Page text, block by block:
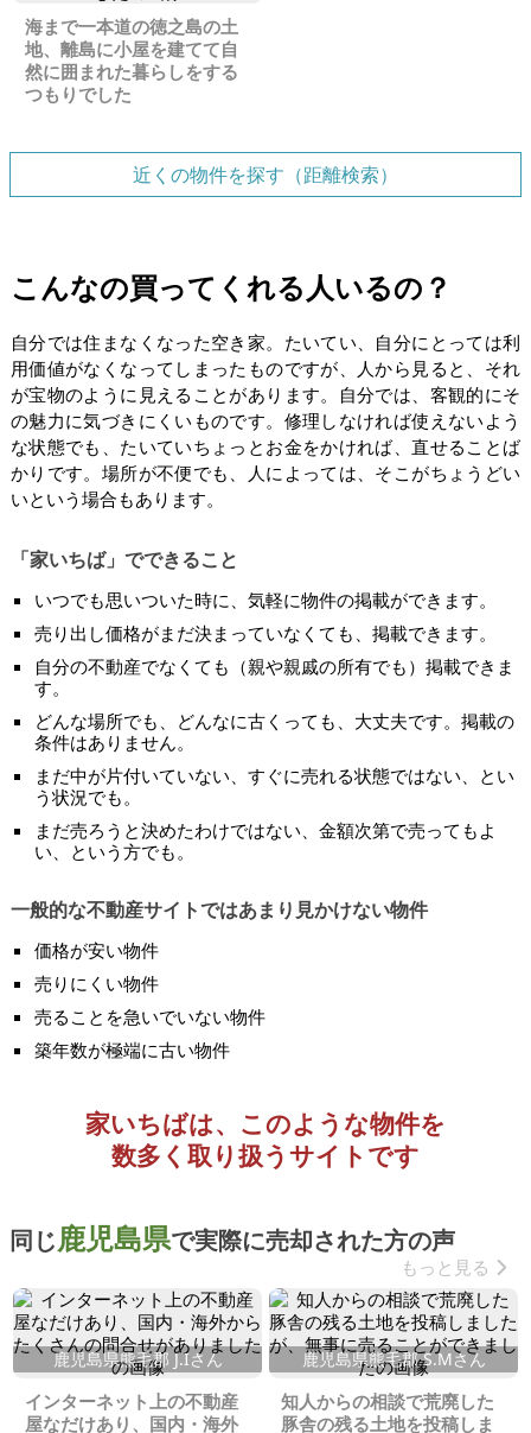
海まで一本道の徳之島の土
地、離島に小屋を建てて自
然に囲まれた暮らしをする
つもりでした
近くの物件を探す（距離検索）
こんなの買ってくれる人いるの？
自分では住まなくなった空き家。たいてい、自分にとっては利
用価値がなくなってしまったものですが、人から見ると、それ
が宝物のように見えることがあります。自分では、客観的にそ
の魅力に気づきにくいものです。修理しなければ使えないよう
な状態でも、たいていちょっとお金をかければ、直せることば
かりです。場所が不便でも、人によっては、そこがちょうどい
いという場合もあります。
「家いちば」でできること
いつでも思いついた時に、気軽に物件の掲載ができます。
売り出し価格がまだ決まっていなくても、掲載できます。
自分の不動産でなくても（親や親戚の所有でも）掲載できま
す。
どんな場所でも、どんなに古くっても、大丈夫です。掲載の
条件はありません。
まだ中が片付いていない、すぐに売れる状態ではない、とい
う状況でも。
まだ売ろうと決めたわけではない、金額次第で売ってもよ
い、という方でも。
一般的な不動産サイトではあまり見かけない物件
価格が安い物件
売りにくい物件
売ることを急いでいない物件
築年数が極端に古い物件
家いちばは、このような物件を
数多く取り扱うサイトです
同じ鹿児島県で実際に売却された方の声
もっと見る
鹿児島県熊毛郡 J.Iさん
インターネット上の不動産
屋なだけあり、国内・海外
鹿児島県熊毛郡 S.Мさん
知人からの相談で荒廃した
豚舎の残る土地を投稿しま